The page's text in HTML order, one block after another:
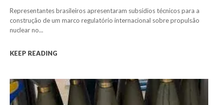
Representantes brasileiros apresentaram subsídios técnicos para a
construção de um marco regulatório internacional sobre propulsão
nuclear no...
KEEP READING